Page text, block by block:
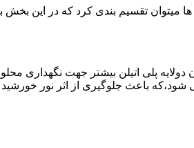
میتوان تقسیم بندی کرد که در این
پلی اتیلن بیشتر جهت نگهداری
باعث جلوگیری از اثر نور